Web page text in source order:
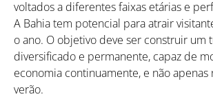
voltados a diferentes faixas etárias e
A Bahia tem potencial para atrair
o ano. O objetivo deve ser construir um
diversificado e permanente, capaz de
economia continuamente, e não apenas
verão.